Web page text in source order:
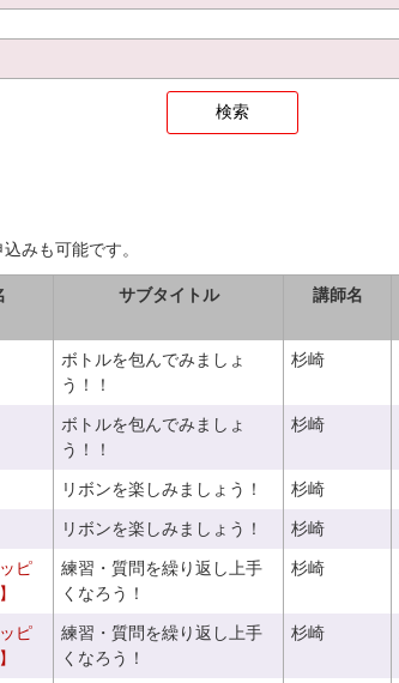
みも可能です。
サブタイトル 講師名
ボトルを包んでみましょ
う！！
杉崎
ボトルを包んでみましょ
う！！
杉崎
リボンを楽しみましょう！ 杉崎
リボンを楽しみましょう！ 杉崎
ピ
練習・質問を繰り返し上手
くなろう！
杉崎
ピ
練習・質問を繰り返し上手
くなろう！
杉崎